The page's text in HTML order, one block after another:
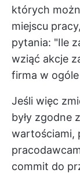
których
miejscu
pytania: "Ile
wziąć akcje
firma w
Jeśli więc
były zgodne
wartościami,
commit do